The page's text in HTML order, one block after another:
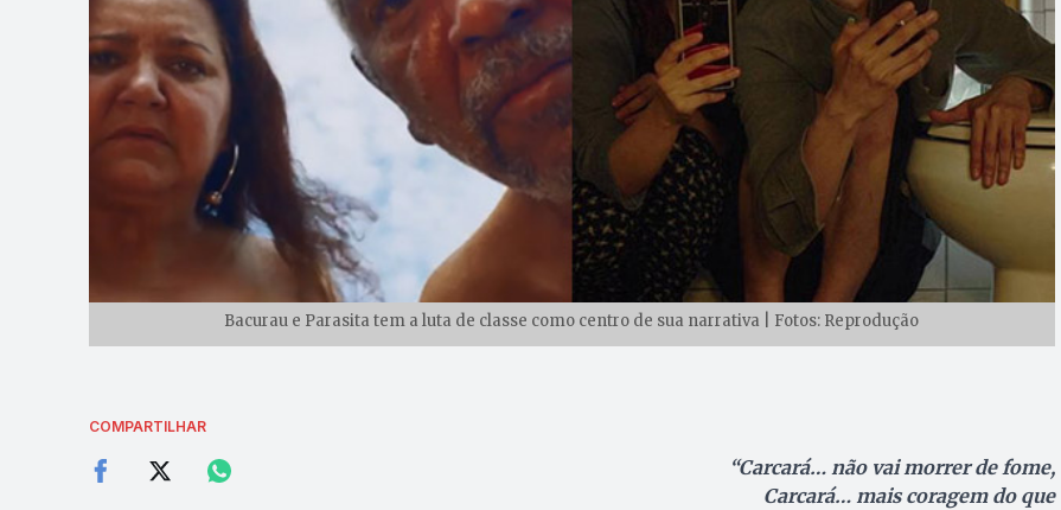
Bacurau e Parasita tem a luta de classe como centro de sua narrativa | Fotos: Reprodução
COMPARTILHAR
“Carcará… não vai morrer de fome,
Carcará… mais coragem do que